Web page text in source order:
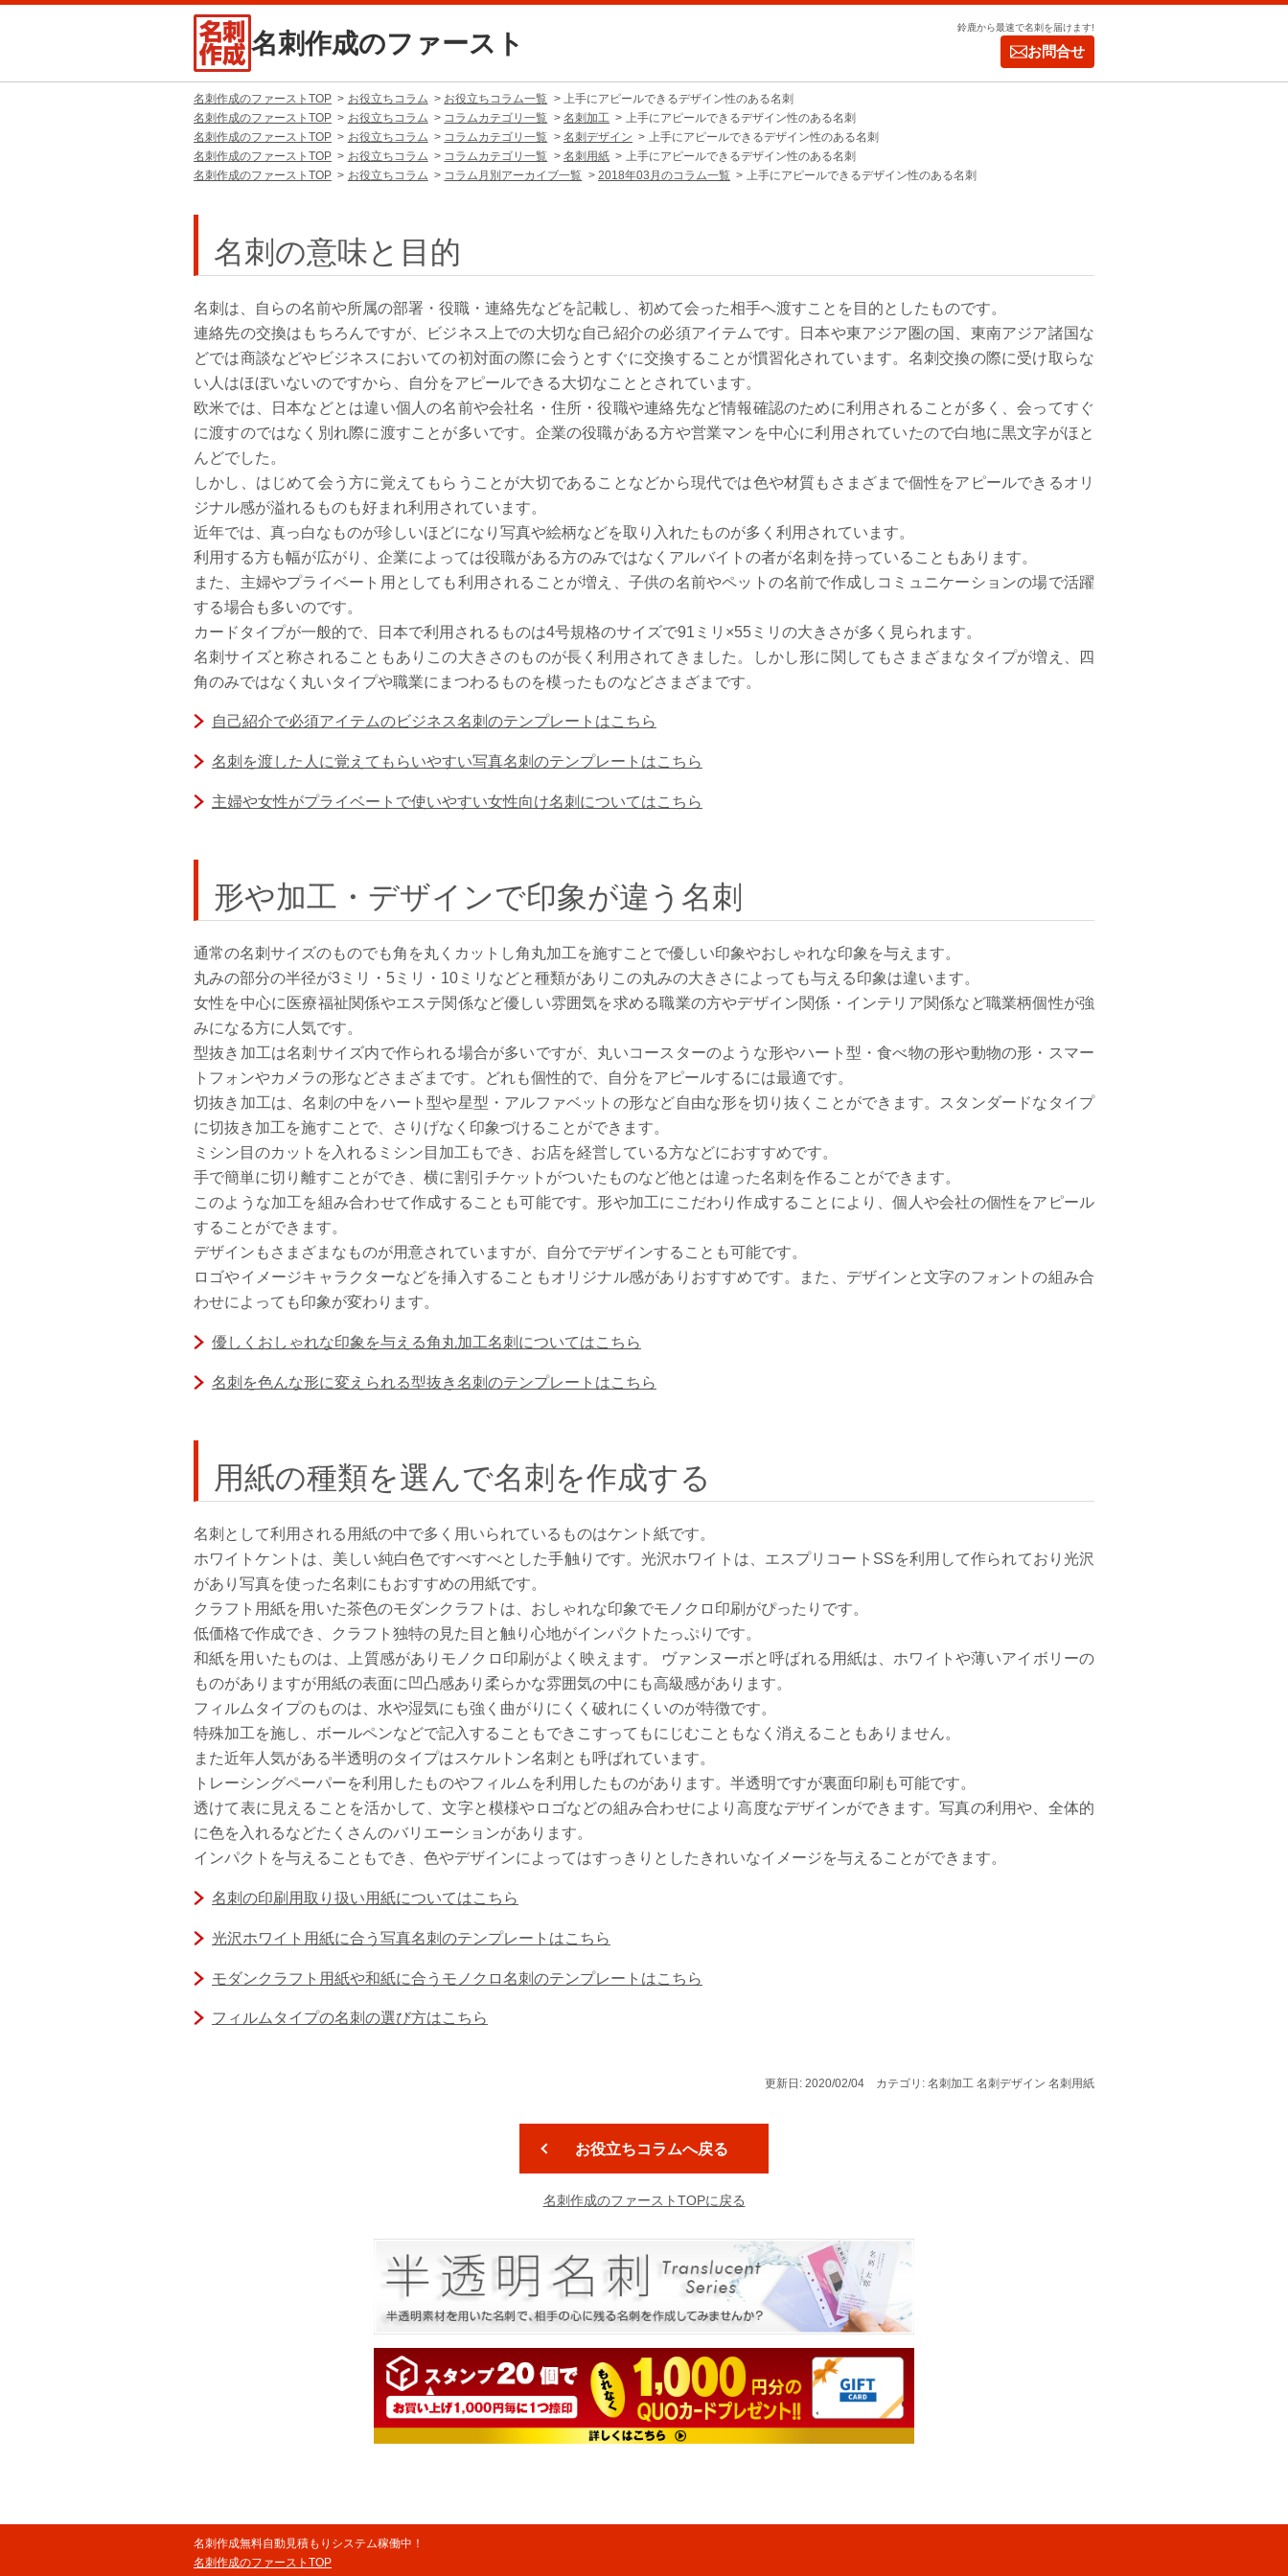
名刺作成のファースト
鈴鹿から最速で名刺を届けます!
お問合せ
名刺作成のファーストTOP お役立ちコラム お役立ちコラム一覧
上手にアピールできるデザイン性のある名刺
名刺作成のファーストTOP
お役立ちコラム コラムカテゴリ一覧 名刺加工
上手にアピールできるデザイン性のある名刺
名刺作成のファーストTOP
お役立ちコラム コラムカテゴリ一覧 名刺デザイン
上手にアピールできるデザイン性のある名刺
名刺作成のファーストTOP
お役立ちコラム コラムカテゴリ一覧 名刺用紙
上手にアピールできるデザイン性のある名刺
名刺作成のファーストTOP
お役立ちコラム コラム月別アーカイブ一覧 2018年03月のコラム一覧 上手にアピールできるデザイン性のある名刺
名刺の意味と目的
名刺は、自らの名前や所属の部署・役職・連絡先などを記載し、初めて会った相手へ渡すことを目的としたものです。
連絡先の交換はもちろんですが、ビジネス上での大切な自己紹介の必須アイテムです。日本や東アジア圏の国、東南アジア諸国な
どでは商談などやビジネスにおいての初対面の際に会うとすぐに交換することが慣習化されています。名刺交換の際に受け取らな
い人はほぼいないのですから、自分をアピールできる大切なこととされています。
欧米では、日本などとは違い個人の名前や会社名・住所・役職や連絡先など情報確認のために利用されることが多く、会ってすぐ
に渡すのではなく別れ際に渡すことが多いです。企業の役職がある方や営業マンを中心に利用されていたので白地に黒文字がほと
んどでした。
しかし、はじめて会う方に覚えてもらうことが大切であることなどから現代では色や材質もさまざまで個性をアピールできるオリ
ジナル感が溢れるものも好まれ利用されています。
近年では、真っ白なものが珍しいほどになり写真や絵柄などを取り入れたものが多く利用されています。
利用する方も幅が広がり、企業によっては役職がある方のみではなくアルバイトの者が名刺を持っていることもあります。
また、主婦やプライベート用としても利用されることが増え、子供の名前やペットの名前で作成しコミュニケーションの場で活躍
する場合も多いのです。
カードタイプが一般的で、日本で利用されるものは4号規格のサイズで91ミリ×55ミリの大きさが多く見られます。
名刺サイズと称されることもありこの大きさのものが長く利用されてきました。しかし形に関してもさまざまなタイプが増え、四
角のみではなく丸いタイプや職業にまつわるものを模ったものなどさまざまです。
自己紹介で必須アイテムのビジネス名刺のテンプレートはこちら
名刺を渡した人に覚えてもらいやすい写真名刺のテンプレートはこちら
主婦や女性がプライベートで使いやすい女性向け名刺についてはこちら
形や加工・デザインで印象が違う名刺
通常の名刺サイズのものでも角を丸くカットし角丸加工を施すことで優しい印象やおしゃれな印象を与えます。
丸みの部分の半径が3ミリ・5ミリ・10ミリなどと種類がありこの丸みの大きさによっても与える印象は違います。
女性を中心に医療福祉関係やエステ関係など優しい雰囲気を求める職業の方やデザイン関係・インテリア関係など職業柄個性が強
みになる方に人気です。
型抜き加工は名刺サイズ内で作られる場合が多いですが、丸いコースターのような形やハート型・食べ物の形や動物の形・スマー
トフォンやカメラの形などさまざまです。どれも個性的で、自分をアピールするには最適です。
切抜き加工は、名刺の中をハート型や星型・アルファベットの形など自由な形を切り抜くことができます。スタンダードなタイプ
に切抜き加工を施すことで、さりげなく印象づけることができます。
ミシン目のカットを入れるミシン目加工もでき、お店を経営している方などにおすすめです。
手で簡単に切り離すことができ、横に割引チケットがついたものなど他とは違った名刺を作ることができます。
このような加工を組み合わせて作成することも可能です。形や加工にこだわり作成することにより、個人や会社の個性をアピール
することができます。
デザインもさまざまなものが用意されていますが、自分でデザインすることも可能です。
ロゴやイメージキャラクターなどを挿入することもオリジナル感がありおすすめです。また、デザインと文字のフォントの組み合
わせによっても印象が変わります。
優しくおしゃれな印象を与える角丸加工名刺についてはこちら
名刺を色んな形に変えられる型抜き名刺のテンプレートはこちら
用紙の種類を選んで名刺を作成する
名刺として利用される用紙の中で多く用いられているものはケント紙です。
ホワイトケントは、美しい純白色ですべすべとした手触りです。光沢ホワイトは、エスプリコートSSを利用して作られており光沢
があり写真を使った名刺にもおすすめの用紙です。
クラフト用紙を用いた茶色のモダンクラフトは、おしゃれな印象でモノクロ印刷がぴったりです。
低価格で作成でき、クラフト独特の見た目と触り心地がインパクトたっぷりです。
和紙を用いたものは、上質感がありモノクロ印刷がよく映えます。 ヴァンヌーボと呼ばれる用紙は、ホワイトや薄いアイボリーの
ものがありますが用紙の表面に凹凸感あり柔らかな雰囲気の中にも高級感があります。
フィルムタイプのものは、水や湿気にも強く曲がりにくく破れにくいのが特徴です。
特殊加工を施し、ボールペンなどで記入することもできこすってもにじむこともなく消えることもありません。
また近年人気がある半透明のタイプはスケルトン名刺とも呼ばれています。
トレーシングペーパーを利用したものやフィルムを利用したものがあります。半透明ですが裏面印刷も可能です。
透けて表に見えることを活かして、文字と模様やロゴなどの組み合わせにより高度なデザインができます。写真の利用や、全体的
に色を入れるなどたくさんのバリエーションがあります。
インパクトを与えることもでき、色やデザインによってはすっきりとしたきれいなイメージを与えることができます。
名刺の印刷用取り扱い用紙についてはこちら
光沢ホワイト用紙に合う写真名刺のテンプレートはこちら
モダンクラフト用紙や和紙に合うモノクロ名刺のテンプレートはこちら
フィルムタイプの名刺の選び方はこちら
更新日: 2020/02/04 カテゴリ: 名刺加工 名刺デザイン 名刺用紙
お役立ちコラムへ戻る
名刺作成のファーストTOPに戻る
名刺作成無料自動見積もりシステム稼働中！
名刺作成のファーストTOP